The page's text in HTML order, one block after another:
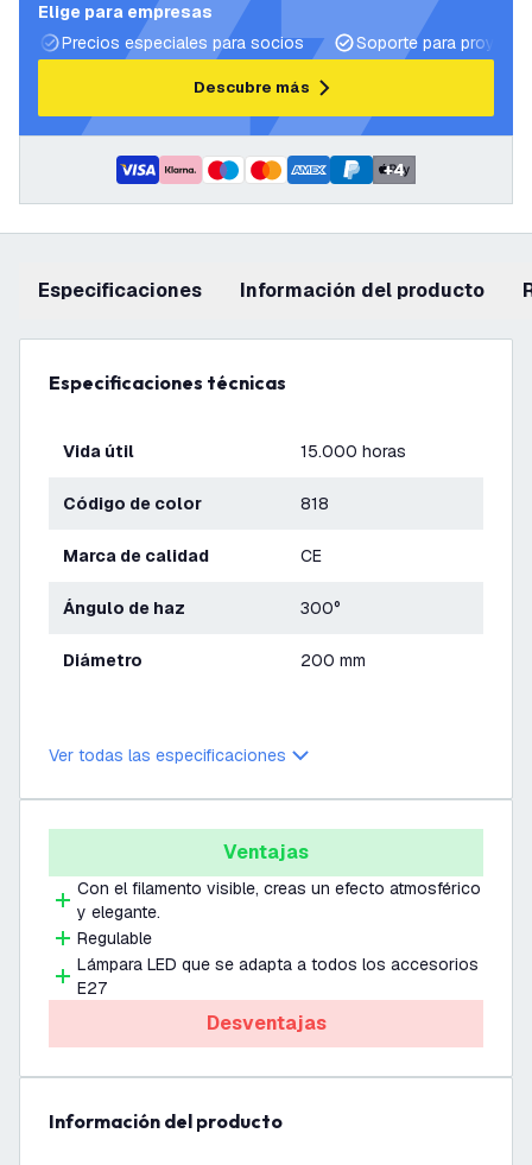
Elige para empresas
Precios especiales para socios
Soporte para
Descubre más
+4
Especificaciones información del producto
Especificaciones técnicas
Vida útil 15.000 horas
Código de color 818
Marca de calidad CE
Ángulo de haz 300°
Diámetro 200 mm
Ver todas las especificaciones
Ventajas
Con el filamento visible, creas un efecto atmosférico
y elegante.
Regulable
Lámpara LED que se adapta a todos los accesorios
E27
Desventajas
información del producto